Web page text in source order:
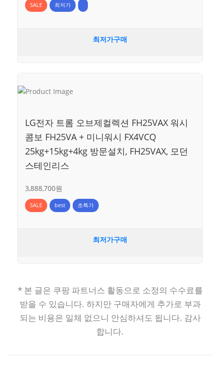
SALE 최저가
최저가구매
LG전자 트롬 오브제컬렉션 FH25VAX 워시
콤보 FH25VA + 미니워시 FX4VCQ
25kg+15kg+4kg 방문설치, FH25VAX, 모던
스테인리스
3,888,700원
SALE best 초특가
최저가구매
* 본 글은 쿠팡 파트너스 활동으로 소정의 수수료를
받을 수 있습니다. 하지만 구매자에게 추가로 부과
되는 비용은 일체 없으니 안심하셔도 됩니다. 감사
합니다.